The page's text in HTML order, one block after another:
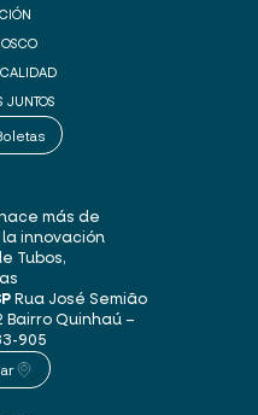
CALIDAD
JUNTOS
más de
innovación
Tubos,
Rua José Semião
Bairro Quinhaú –
905